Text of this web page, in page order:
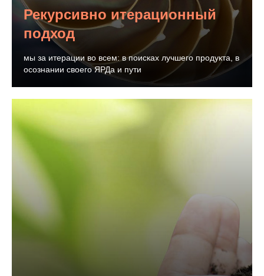
Рекурсивно итерационный
подход
мы за итерации во всем: в поисках лучшего продукта, в
осознании своего ЯРДа и пути